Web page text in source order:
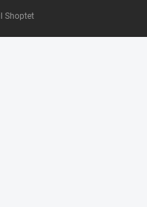
Shoptet